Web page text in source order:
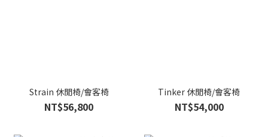
Strain 休閒椅/會客椅
NT$56,800
Tinker 休閒椅/會客椅
NT$54,000